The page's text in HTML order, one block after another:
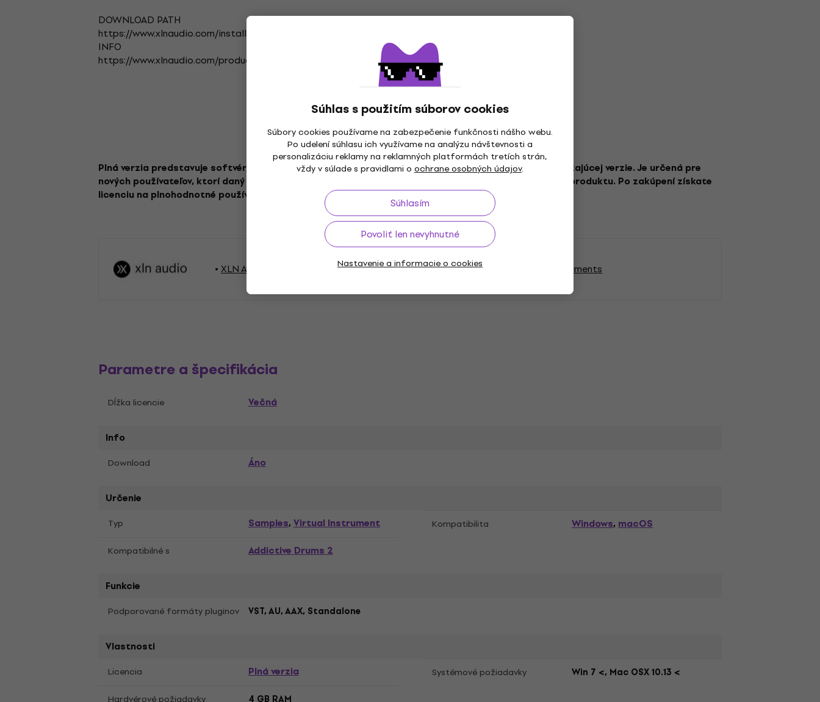
Súhlas s použitím súborov cookies
Súbory cookies používame na zabezpečenie funkčnosti nášho webu.
Po udelení súhlasu ich využívame na analýzu návštevnosti a
personalizáciu reklamy na reklamných platformách tretích strán,
vždy v súlade s pravidlami o ochrane osobných údajov.
Súhlasím
Povoliť len nevyhnutné
Nastavenie a informacie o cookies
DOWNLOAD PATH
https://www.xlnaudio.com/install
INFO
https://www.xlnaudio.com/products/addictive_drums_2
Plná verzia predstavuje softvér, ktorý nevyžaduje vlastníctvo žiadneho iného produktu ani predchádzajúcej verzie. Je určená pre
nových používateľov, ktorí daný softvér ešte nevlastnia. Rozsah funkcií závisí od konkrétnej verzie a produktu. Po zakúpení získate
licenciu na plnohodnotné používanie daného programu.
XLN Audio Štúdio XLN Audio Štúdiový software XLN Audio VST Instruments
Parametre a špecifikácia
Dĺžka licencie Večná
Info
Download Áno
Určenie
Typ Samples,Virtual Instrument Kompatibilita Windows,macOS
Kompatibilné s Addictive Drums 2
Funkcie
Podporované formáty pluginov VST, AU, AAX, Standalone
Vlastnosti
Licencia Plná verzia Systémové požiadavky
Win 7 <, Mac OSX 10.13 <